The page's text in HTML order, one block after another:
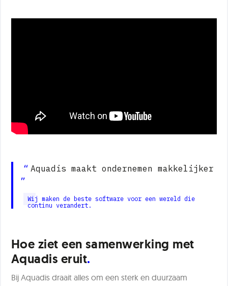
Aquadis maakt ondernemen makkelijker
Wij maken de beste software voor een wereld die
continu verandert.
Hoe ziet een samenwerking met
Aquadis eruit
Bij Aquadis draait alles om een sterk en duurzaam